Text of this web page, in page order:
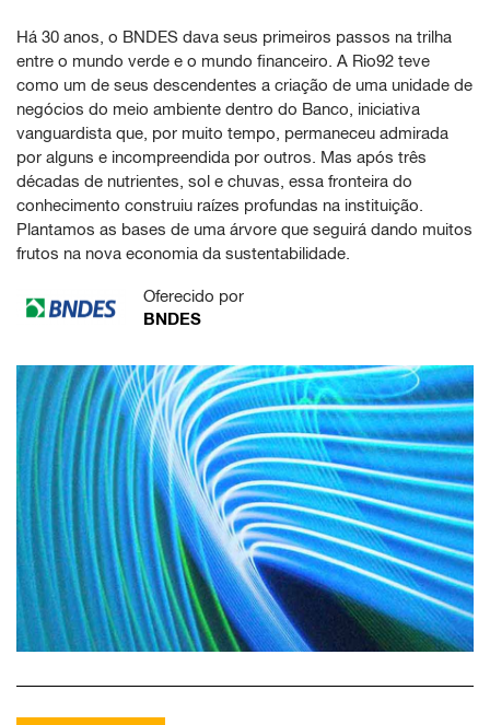
Há 30 anos, o BNDES dava seus primeiros passos na trilha
entre o mundo verde e o mundo financeiro. A Rio92 teve
como um de seus descendentes a criação de uma unidade de
negócios do meio ambiente dentro do Banco, iniciativa
vanguardista que, por muito tempo, permaneceu admirada
por alguns e incompreendida por outros. Mas após três
décadas de nutrientes, sol e chuvas, essa fronteira do
conhecimento construiu raízes profundas na instituição.
Plantamos as bases de uma árvore que seguirá dando muitos
frutos na nova economia da sustentabilidade.
Oferecido por
BNDES